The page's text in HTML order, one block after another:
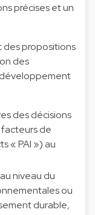
précises et un
des propositions
des
des décisions
facteurs de
« PAI ») au
niveau du
ou
durable,